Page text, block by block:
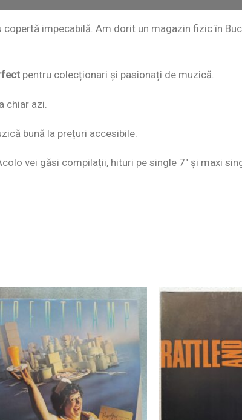
impecabilă. Am dorit un magazin fizic în
pentru colecționari și pasionați de muzică.
chiar azi.
bună la prețuri accesibile.
vei găsi compilații, hituri pe single 7″ și maxi